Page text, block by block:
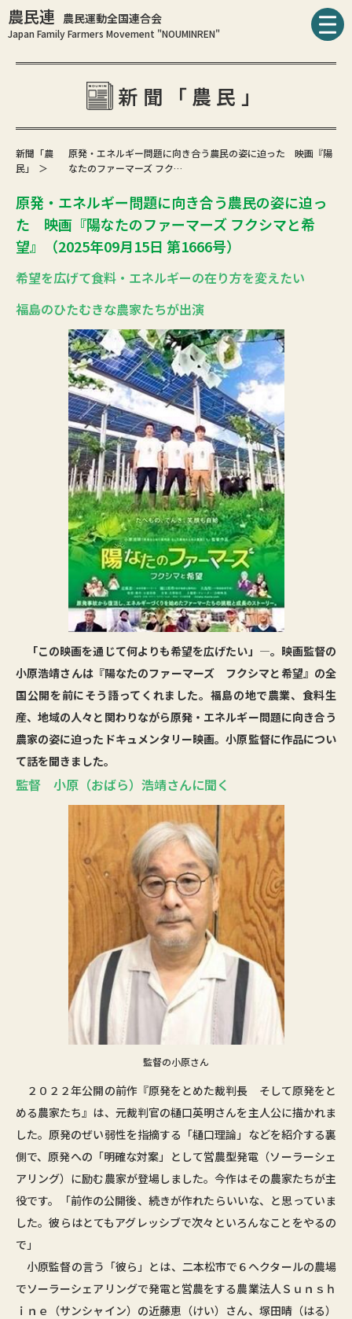
農民連 農民運動全国連合会
Japan Family Farmers Movement "NOUMINREN"
新聞「農民」
新聞「農
民」
原発・エネルギー問題に向き合う農民の姿に迫った 映画『陽
なたのファーマーズ フク…
原発・エネルギー問題に向き合う農民の姿に迫っ
た 映画『陽なたのファーマーズ フクシマと希
望』（2025年09月15日 第1666号）
希望を広げて食料・エネルギーの在り方を変えたい
福島のひたむきな農家たちが出演
「この映画を通じて何よりも希望を広げたい」―。映画監督の
小原浩靖さんは『陽なたのファーマーズ フクシマと希望』の全
国公開を前にそう語ってくれました。福島の地で農業、食料生
産、地域の人々と関わりながら原発・エネルギー問題に向き合う
農家の姿に迫ったドキュメンタリー映画。小原監督に作品につい
て話を聞きました。
監督 小原（おばら）浩靖さんに聞く
監督の小原さん
２０２２年公開の前作『原発をとめた裁判長 そして原発をと
める農家たち』は、元裁判官の樋口英明さんを主人公に描かれま
した。原発のぜい弱性を指摘する「樋口理論」などを紹介する裏
側で、原発への「明確な対案」として営農型発電（ソーラーシェ
アリング）に励む農家が登場しました。今作はその農家たちが主
役です。「前作の公開後、続きが作れたらいいな、と思っていま
した。彼らはとてもアグレッシブで次々といろんなことをやるの
で」
小原監督の言う「彼ら」とは、二本松市で６ヘクタールの農場
でソーラーシェアリングで発電と営農をする農業法人Ｓｕｎｓｈ
ｉｎｅ（サンシャイン）の近藤恵（けい）さん、塚田晴（はる）